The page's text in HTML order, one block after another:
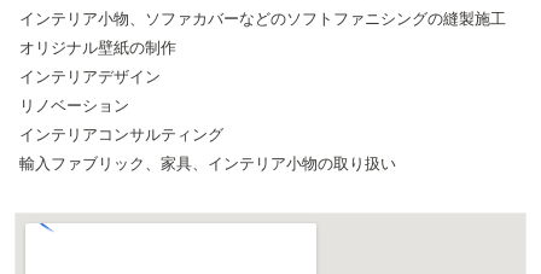
インテリア小物、ソファカバーなどのソフトファニシングの縫製施工
オリジナル壁紙の制作
インテリアデザイン
リノベーション
インテリアコンサルティング
輸入ファブリック、家具、インテリア小物の取り扱い